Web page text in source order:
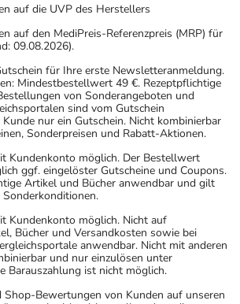
nicht ohne Rücksprache mit
überschritten werden.
unzerkaut mit Flüssigkeit
richtet sich nach Art der
Dauer der Erkrankung und wird
Arzt bestimmt.
von
auf die UVP des Herstellers
auf den MediPreis-Referenzpreis (MRP) für
09.08.2026).
für Ihre erste Newsletteranmeldung.
Mindestbestellwert 49 €. Rezeptpflichtige
von Sonderangeboten und
sind vom Gutschein
nur ein Gutschein. Nicht kombinierbar
Sonderpreisen und Rabatt-Aktionen.
Kundenkonto möglich. Der Bestellwert
ggf. eingelöster Gutscheine und Coupons.
Artikel und Bücher anwendbar und gilt
Kundenkonto möglich. Nicht auf
Bücher und Versandkosten sowie bei
anwendbar. Nicht mit anderen
und nur einzulösen unter
Barauszahlung ist nicht möglich.
Bewertungen von Kunden auf unseren